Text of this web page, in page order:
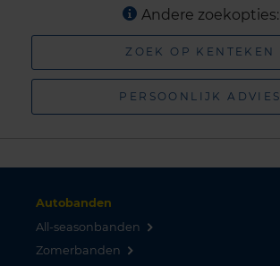
Andere zoekopties:
ZOEK OP KENTEKEN
PERSOONLIJK ADVIES
Autobanden
All-seasonbanden
Zomerbanden